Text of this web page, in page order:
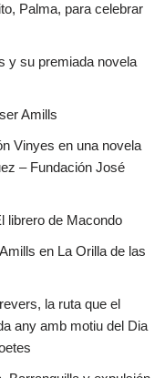
Palma, para celebrar
y su premiada novela
Amills
Vinyes en una novela
– Fundación José
librero de Macondo
en La Orilla de las
la ruta que el
any amb motiu del Dia